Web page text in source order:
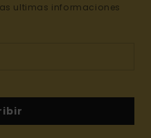
ultimas informaciones